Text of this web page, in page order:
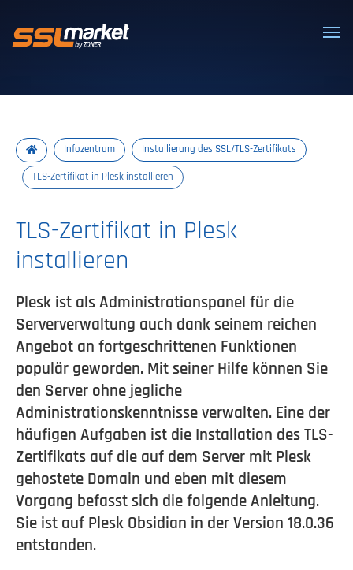
Vertrauenswürdige SSL/TLS-
Infozentrum Installierung des SSL/TLS-Zertifikats
TLS-Zertifikat in Plesk installieren
TLS-Zertifikat in Plesk
installieren
Plesk ist als Administrationspanel für die
Serververwaltung auch dank seinem reichen
Angebot an fortgeschrittenen Funktionen
populär geworden. Mit seiner Hilfe können Sie
den Server ohne jegliche
Administrationskenntnisse verwalten. Eine der
häufigen Aufgaben ist die Installation des TLS-
Zertifikats auf die auf dem Server mit Plesk
gehostete Domain und eben mit diesem
Vorgang befasst sich die folgende Anleitung.
Sie ist auf Plesk Obsidian in der Version 18.0.36
entstanden.